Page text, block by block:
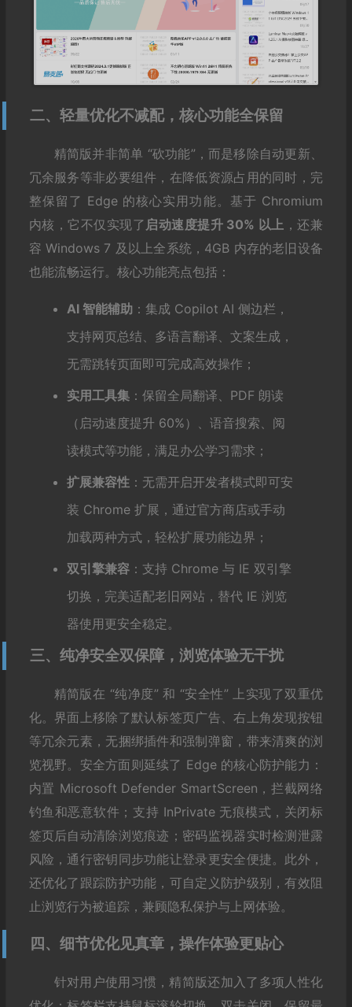
二、轻量优化不减配，核心功能全保留
精简版并非简单 “砍功能”，而是移除自动更新、
冗余服务等非必要组件，在降低资源占用的同时，完
整保留了 Edge 的核心实用功能。基于 Chromium
内核，它不仅实现了 启动速度提升 30% 以上 ，还兼
容 Windows 7 及以上全系统，4GB 内存的老旧设备
也能流畅运行。核心功能亮点包括：
AI 智能辅助 ：集成 Copilot AI 侧边栏，
支持网页总结、多语言翻译、文案生成，
无需跳转页面即可完成高效操作；
实用工具集：保留全局翻译、PDF 朗读
（启动速度提升 60%）、语音搜索、阅
读模式等功能，满足办公学习需求；
扩展兼容性：无需开启开发者模式即可安
装 Chrome 扩展，通过官方商店或手动
加载两种方式，轻松扩展功能边界；
双引擎兼容：支持 Chrome 与 IE 双引擎
切换，完美适配老旧网站，替代 IE 浏览
器使用更安全稳定。
三、纯净安全双保障，浏览体验无干扰
精简版在 “纯净度” 和 “安全性” 上实现了双重优
化。界面上移除了默认标签页广告、右上角发现按钮
等冗余元素，无捆绑插件和强制弹窗，带来清爽的浏
览视野。安全方面则延续了 Edge 的核心防护能力：
内置 Microsoft Defender SmartScreen，拦截网络
钓鱼和恶意软件；支持 InPrivate 无痕模式，关闭标
签页后自动清除浏览痕迹；密码监视器实时检测泄露
风险，通行密钥同步功能让登录更安全便捷。此外，
还优化了跟踪防护功能，可自定义防护级别，有效阻
止浏览行为被追踪，兼顾隐私保护与上网体验。
四、细节优化见真章，操作体验更贴心
针对用户使用习惯，精简版还加入了多项人性化